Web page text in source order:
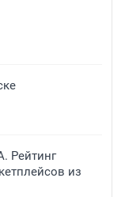
Рейтинг
из